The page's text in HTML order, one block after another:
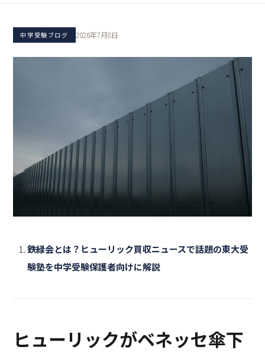
中学受験ブログ 2026年7月8日
鉄緑会とは？ヒューリック買収ニュースで話題の東大受
験塾を中学受験保護者向けに解説
ヒューリックがベネッセ傘下